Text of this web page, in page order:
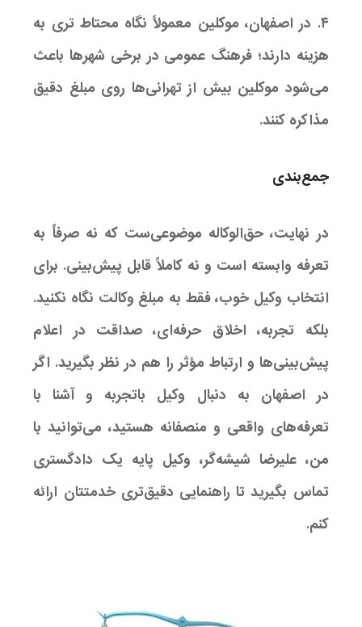
۴. در اصفهان، موکلین معمولاً نگاه محتاط ‌تری به
هزینه دارند؛ فرهنگ عمومی در برخی شهرها باعث
می‌شود موکلین بیش از تهرانی‌ها روی مبلغ دقیق
مذاکره کنند.
جمع‌بندی
در نهایت، حق‌الوکاله موضوعی‌ست که نه صرفاً به
تعرفه وابسته است و نه کاملاً قابل پیش‌بینی. برای
انتخاب وکیل خوب، فقط به مبلغ وکالت نگاه نکنید.
بلکه تجربه، اخلاق حرفه‌ای، صداقت در اعلام
پیش‌بینی‌ها و ارتباط مؤثر را هم در نظر بگیرید. اگر
در اصفهان به دنبال وکیل باتجربه و آشنا با
تعرفه‌های واقعی و منصفانه هستید، می‌توانید با
من، علیرضا شیشه‌گر، وکیل پایه یک دادگستری
تماس بگیرید تا راهنمایی دقیق‌تری خدمتتان ارائه
کنم.